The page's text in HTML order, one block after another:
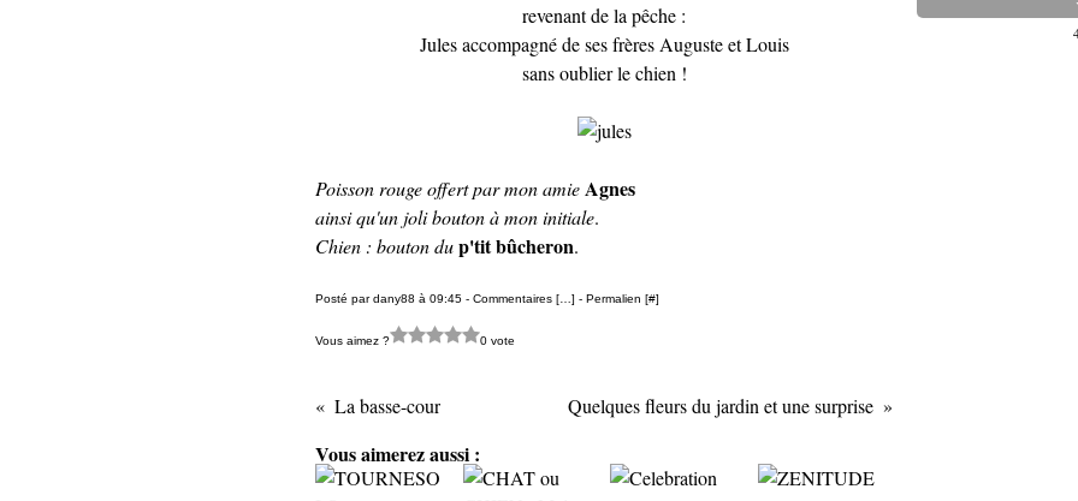
revenant de la pêche :
Jules accompagné de ses frères Auguste et Louis
sans oublier le chien !
Poisson rouge offert par mon amieAgnes
ainsi qu'un joli bouton à mon initiale.
Chien : bouton dup'tit bûcheron.
Posté par dany88 à 09:45 - Commentaires [ ] - Permalien [#]
Vous aimez ? 0 vote
La basse-cour Quelques fleurs du jardin et une surprise
Vous aimerez aussi :